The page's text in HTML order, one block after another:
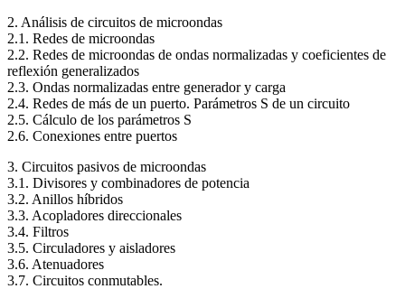
2. Análisis de circuitos de microondas
2.1. Redes de microondas
2.2. Redes de microondas de ondas normalizadas y coeficientes de
reflexión generalizados
2.3. Ondas normalizadas entre generador y carga
2.4. Redes de más de un puerto. Parámetros S de un circuito
2.5. Cálculo de los parámetros S
2.6. Conexiones entre puertos
3. Circuitos pasivos de microondas
3.1. Divisores y combinadores de potencia
3.2. Anillos híbridos
3.3. Acopladores direccionales
3.4. Filtros
3.5. Circuladores y aisladores
3.6. Atenuadores
3.7. Circuitos conmutables.